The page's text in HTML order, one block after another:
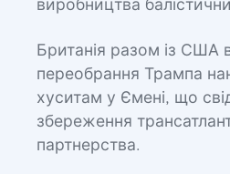
виробництва
Британія разом із США
переобрання Трампа
хуситам у Ємені, що
збереження
партнерства.